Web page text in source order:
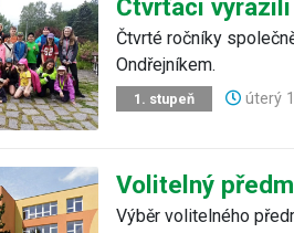
Čtvrťáci
Čtvrté ročníky
Ondřejníkem.
1. stupeň úterý
Volitelný
Výběr volitelného